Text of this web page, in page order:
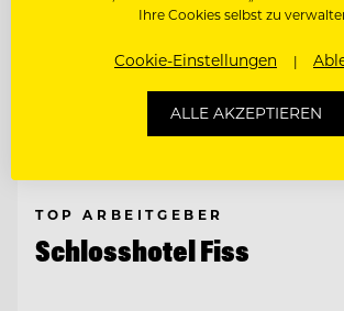
TOP ARBEITGEBER
Schlosshotel Fiss
Ihre Cookies selbst zu
Cookie-Einstellungen
ALLE AKZEPTIEREN